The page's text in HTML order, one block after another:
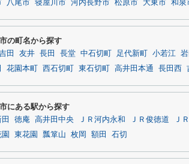
八尾市 寝屋川市 河内長野市 松原市 大東市 和泉
の町名から探す
田 友井 長田 長堂 中石切町 足代新町 小若江 岩
花園本町 西石切町 東石切町 高井田本通 長田西
にある駅から探す
徳庵 高井田中央 ＪＲ河内永和 ＪＲ俊徳道 Ｊ
東花園 瓢箪山 枚岡 額田 石切